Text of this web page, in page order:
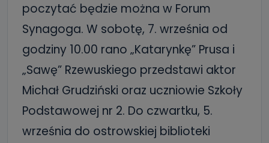
poczytać będzie można w Forum
Synagoga. W sobotę, 7. września od
godziny 10.00 rano „Katarynkę” Prusa i
„Sawę” Rzewuskiego przedstawi aktor
Michał Grudziński oraz uczniowie Szkoły
Podstawowej nr 2. Do czwartku, 5.
września do ostrowskiej biblioteki